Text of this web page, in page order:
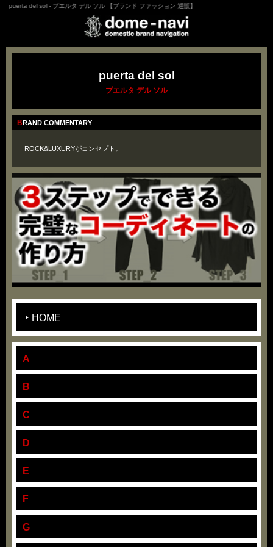
puerta del sol - プエルタ デル ソル 【ブランド ファッション 通販】
puerta del sol
プエルタ デル ソル
BRAND COMMENTARY
ROCK&LUXURYがコンセプト。
HOME
A
B
C
D
E
F
G